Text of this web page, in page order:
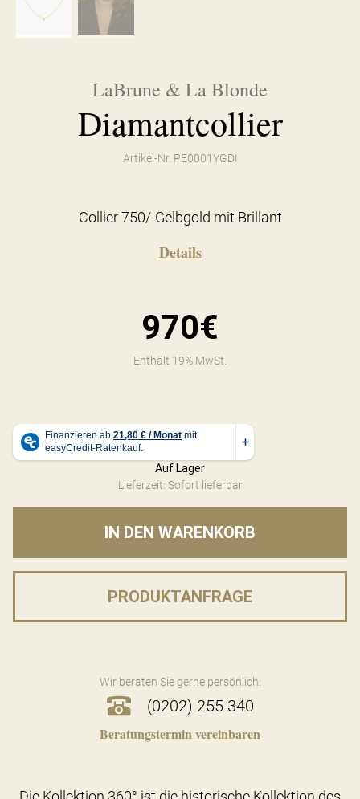
LaBrune & La Blonde
Diamantcollier
Artikel-Nr. PE0001YGDI
Collier 750/-Gelbgold mit Brillant
Details
970€
Enthält 19% MwSt.
Auf Lager
Lieferzeit: Sofort lieferbar
IN DEN WARENKORB
PRODUKTANFRAGE
Wir beraten Sie gerne persönlich:
(0202) 255 340
Beratungstermin vereinbaren